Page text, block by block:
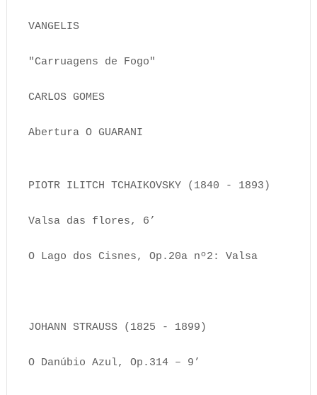
VANGELIS
"Carruagens de Fogo"
CARLOS GOMES
Abertura O GUARANI
PIOTR ILITCH TCHAIKOVSKY (1840 - 1893)
Valsa das flores, 6’
O Lago dos Cisnes, Op.20a nº2: Valsa
JOHANN STRAUSS (1825 - 1899)
O Danúbio Azul, Op.314 – 9’